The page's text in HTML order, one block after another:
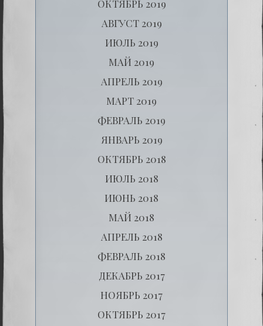
ОКТЯБРЬ 2019
АВГУСТ 2019
ИЮЛЬ 2019
МАЙ 2019
АПРЕЛЬ 2019
МАРТ 2019
ФЕВРАЛЬ 2019
ЯНВАРЬ 2019
ОКТЯБРЬ 2018
ИЮЛЬ 2018
ИЮНЬ 2018
МАЙ 2018
АПРЕЛЬ 2018
ФЕВРАЛЬ 2018
ДЕКАБРЬ 2017
НОЯБРЬ 2017
ОКТЯБРЬ 2017